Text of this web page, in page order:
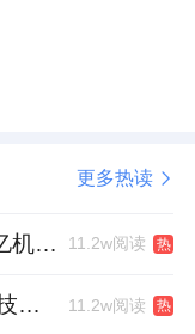
更多热读
家居卖场首单！居然之家24亿机构间REITs获深交所无异议函 11.2w阅读 热
名家汇拟2.6亿元参股至誉科技，跨界布局工业级固态存储 11.2w阅读 热